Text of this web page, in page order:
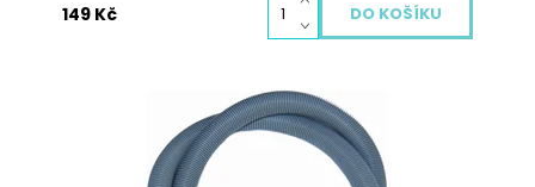
149 Kč
Hadice vypouštěcí 2,0 m s bez kolínka pro pračky